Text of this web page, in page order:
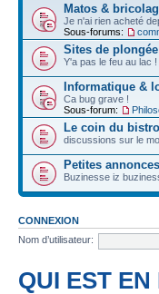
Matos &
Je n'ai rien acheté
Sous-forums:
Sites de plongée
Y'a pas le feu au lac !
Informatique &
Ca bug grave !
Sous-forum:
Le coin du bistro
discussions sur le
Petites annonces
Buzinesse iz
CONNEXION
Nom d’utilisateur:
QUI EST EN